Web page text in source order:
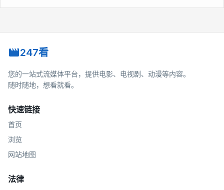
247看
您的一站式流媒体平台，提供电影、电视剧、动漫等内容。
随时随地，想看就看。
快速链接
首页
浏览
网站地图
法律